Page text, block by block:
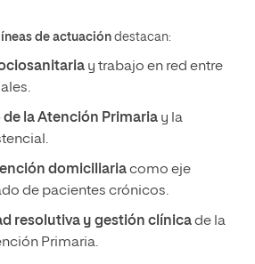
de actuación destacan:
y trabajo en red entre
la Atención Primaria y la
domiciliariacomo eje
de pacientes crónicos.
resolutiva y gestión clínicade la
Primaria.